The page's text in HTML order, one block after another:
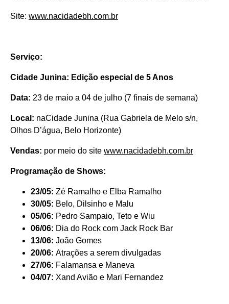
Site: www.nacidadebh.com.br
Serviço:
Cidade Junina: Edição especial de 5 Anos
Data: 23 de maio a 04 de julho (7 finais de semana)
Local: naCidade Junina (Rua Gabriela de Melo s/n,
Olhos D’água, Belo Horizonte)
Vendas: por meio do site www.nacidadebh.com.br
Programação de Shows:
23/05: Zé Ramalho e Elba Ramalho
30/05: Belo, Dilsinho e Malu
05/06: Pedro Sampaio, Teto e Wiu
06/06: Dia do Rock com Jack Rock Bar
13/06: João Gomes
20/06: Atrações a serem divulgadas
27/06: Falamansa e Maneva
04/07: Xand Avião e Mari Fernandez